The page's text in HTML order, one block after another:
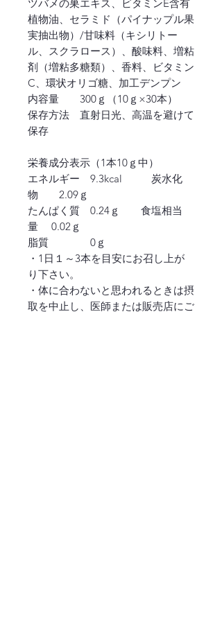
ツバメの巣エキス、ビタミンE含有
植物油、セラミド（パイナップル果
実抽出物）/甘味料（キシリトー
ル、スクラロース）、酸味料、増粘
剤（増粘多糖類）、香料、ビタミン
C、環状オリゴ糖、加工デンプン
内容量 300ｇ（10ｇ×30本）
保存方法 直射日光、高温を避けて
保存
栄養成分表示（1本10ｇ中）
エネルギー 9.3kcal 炭水化
物 2.09ｇ
たんぱく質 0.24ｇ 食塩相当
量 0.02ｇ
脂質 0ｇ
・1日１～3本を目安にお召し上が
り下さい。
・体に合わないと思われるときは摂
取を中止し、医師または販売店にご